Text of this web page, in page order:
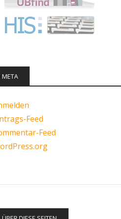
META
Feed
Feed